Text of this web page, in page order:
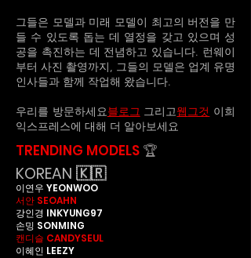
그들은 모델과 미래 모델이 최고의 버전을 만
들 수 있도록 돕는 데 열정을 갖고 있으며 성
공을 촉진하는 데 전념하고 있습니다. 런웨이
부터 사진 촬영까지, 그들의 모델은 업계 유명
인사들과 함께 작업해 왔습니다.
우리를 방문하세요블로그 그리고웹그것 이희
익스프레스에 대해 더 알아보세요
TRENDING MODELS 🏆
KOREAN 🇰🇷
이연우 YEONWOO
서안 SEOAHN
강인경 INKYUNG97
손밍 SONMING
캔디슬 CANDYSEUL
이혜인 LEEZY